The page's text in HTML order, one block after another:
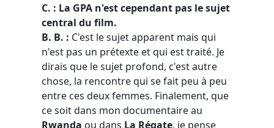
C. : La GPA n'est cependant pas le sujet
central du film.
B. B. : C'est le sujet apparent mais qui
n'est pas un prétexte et qui est traité. Je
dirais que le sujet profond, c'est autre
chose, la rencontre qui se fait peu à peu
entre ces deux femmes. Finalement, que
ce soit dans mon documentaire au
Rwanda ou dans La Régate, je pense